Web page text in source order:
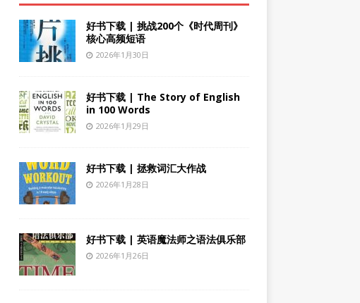
好书下载 | 挑战200个《时代周刊》
核心高频短语
2026年1月30日
好书下载 | The Story of English
in 100 Words
2026年1月29日
好书下载 | 拯救词汇大作战
2026年1月28日
好书下载 | 英语魔法师之语法俱乐部
2026年1月26日